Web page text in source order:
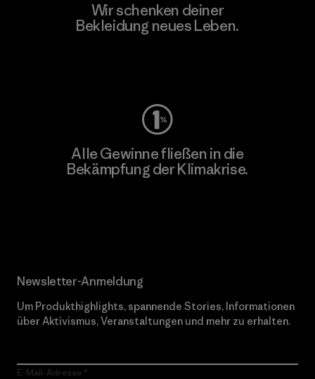
Wir schenken deiner
Bekleidung neues Leben.
Alle Gewinne fließen in die
Bekämpfung der Klimakrise.
Newsletter-Anmeldung
Um Produkthighlights, spannende Stories, Informationen
über Aktivismus, Veranstaltungen und mehr zu erhalten.
E-Mail-Adresse